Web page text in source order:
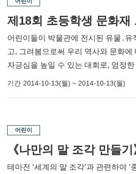
어린이들이 박물관에 전시된 유물․유
고, 그려봄으로써 우리 역사와 문화에
자긍심을 높일 수 있는 대회로, 엄정
수상작은 시상식 후 박물관 전시실에
기간 2014-10-13(월) ~ 2014-10-13(월)
어린이
테마전 ‘세계의 말 조각’과 관련하여 ‘